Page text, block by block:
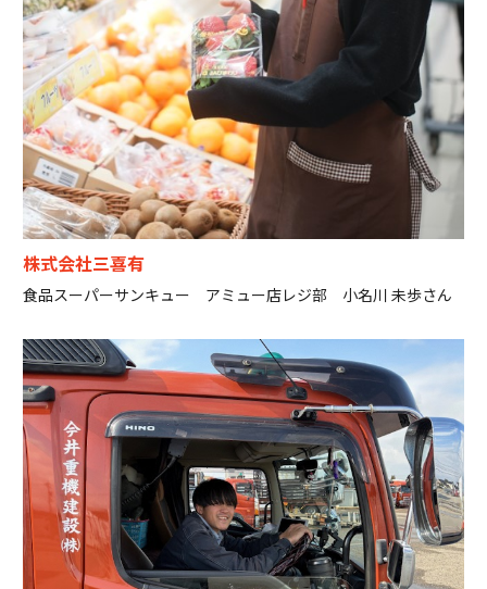
株式会社三喜有
食品スーパーサンキュー アミュー店レジ部 小名川 未歩さん